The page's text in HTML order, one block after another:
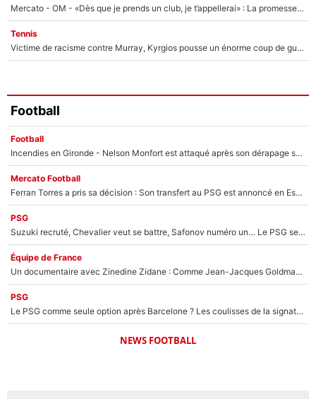
Mercato - OM - «Dès que je prends un club, je t’appellerai» : La promesse de Marcelino au moment de claquer la porte
Tennis
Victime de racisme contre Murray, Kyrgios pousse un énorme coup de gueule !
Football
Football
Incendies en Gironde - Nelson Monfort est attaqué après son dérapage sur CNews : «Et lui, il prend combien pour parler dans un studio climatisé?»
Mercato Football
Ferran Torres a pris sa décision : Son transfert au PSG est annoncé en Espagne !
PSG
Suzuki recruté, Chevalier veut se battre, Safonov numéro un… Le PSG se lance encore dans un gros chantier pour le poste de gardien de but
Équipe de France
Un documentaire avec Zinedine Zidane : Comme Jean-Jacques Goldman et Mylène Farmer, le nouveau sélectionneur de l'équipe de France a recalé une journaliste très connue
PSG
Le PSG comme seule option après Barcelone ? Les coulisses de la signature historique de Lionel Messi sont révélées au grand jour !
NEWS FOOTBALL